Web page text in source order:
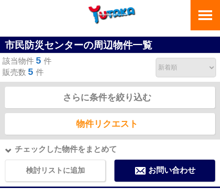
市民防災センターの周辺物件一覧
該当物件 5 件
販売数 5 件
さらに条件を絞り込む
物件リクエスト
チェックした物件をまとめて
検討リストに追加 お問い合わせ